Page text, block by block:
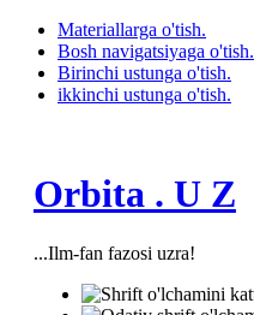
Materiallarga o'tish.
Bosh navigatsiyaga o'tish.
Birinchi ustunga o'tish.
ikkinchi ustunga o'tish.
Orbita . U Z
...Ilm-fan fazosi uzra!